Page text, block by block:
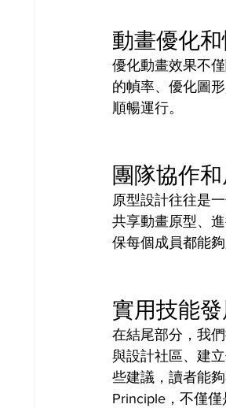
動畫優化
優化動畫效果不
的幀率、優化圖
順暢運行。
團隊協作
原型設計往往是
共享動畫原型、
保每個成員都能
實用技能
在結尾部分，我
與設計社區、建
些建議，讀者能
Principle，不僅